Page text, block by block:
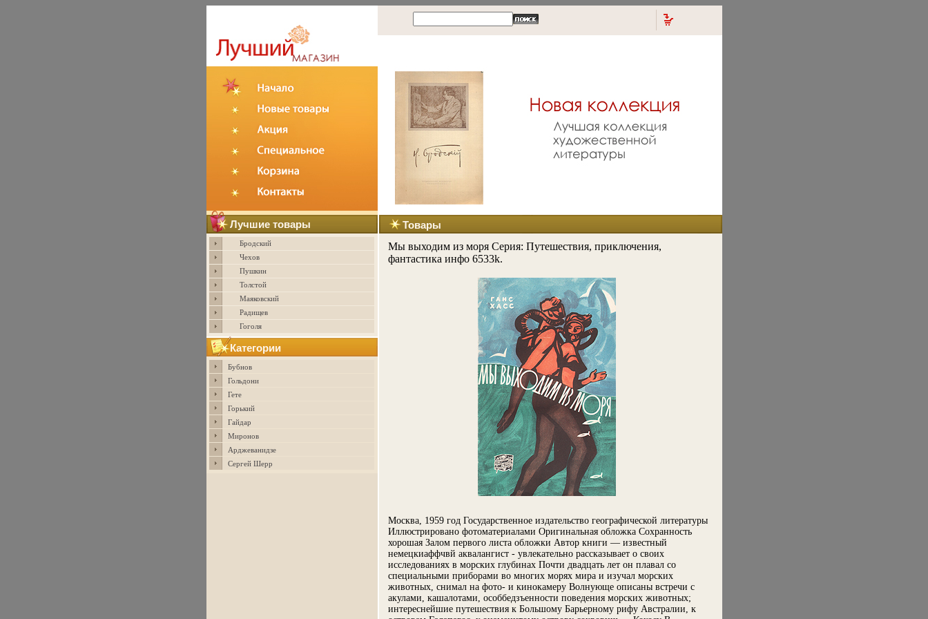
Лучшие товары
Бродский
Чехов
Пушкин
Толстой
Маяковский
Радищев
Гоголя
Категории
Бубнов
Гольдони
Гете
Горький
Гайдар
Миронов
Арджеванидзе
Сергей Шерр
Товары
Мы выходим из моря Серия: Путешествия, приключения,
фантастика инфо 6533k.
Москва, 1959 год Государственное издательство географической литературы
Иллюстрировано фотоматериалами Оригинальная обложка Сохранность
хорошая Залом первого листа обложки Автор книги — известный
немецкиаффчвй аквалангист - увлекательно рассказывает о своих
исследованиях в морских глубинах Почти двадцать лет он плавал со
специальными приборами во многих морях мира и изучал морских
животных, снимал на фото- и кинокамеру Волнующе описаны встречи с
акулами, кашалотами, особбедзъенности поведения морских животных;
интереснейшие путешествия к Большому Барьерному рифу Австралии, к